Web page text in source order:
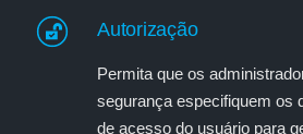
Autorização
Permita que os
segurança especifiquem os
de acesso do usuário para